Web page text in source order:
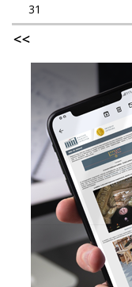
31